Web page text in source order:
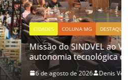
Vietnã busca ampliar
do Vale da Eletrônica
Vespasiano